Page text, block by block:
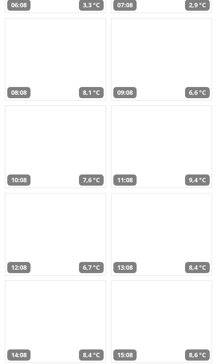
06:08 3,3 °C 07:08 2,9 °C
08:08 8,1 °C 09:08 6,6 °C
10:08 7,6 °C 11:08 9,4 °C
12:08 6,7 °C 13:08 8,4 °C
14:08 8,4 °C 15:08 8,6 °C